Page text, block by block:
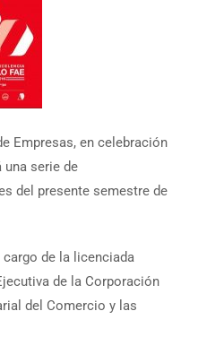
Empresas, en celebración
una serie de
del presente semestre de
de la licenciada
de la Corporación
del Comercio y las